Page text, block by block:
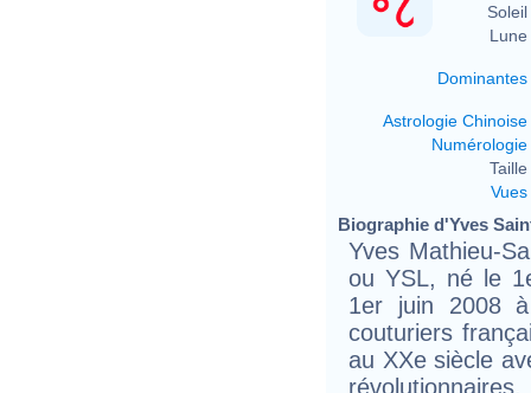
Soleil
Lune
Dominantes
Astrologie Chinoise
Numérologie
Taille
Vues
Biographie d'Yves
Yves Mathieu-
ou YSL, né le
1er juin 2008
couturiers
au XXe siècle
révolutionnaires.